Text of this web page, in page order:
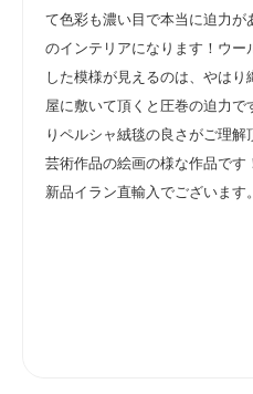
て色彩も濃い目で本当に迫力
のインテリアになります！ウー
した模様が見えるのは、やは
屋に敷いて頂くと圧巻の迫力
りペルシャ絨毯の良さがご理
芸術作品の絵画の様な作品で
新品イラン直輸入でございます。